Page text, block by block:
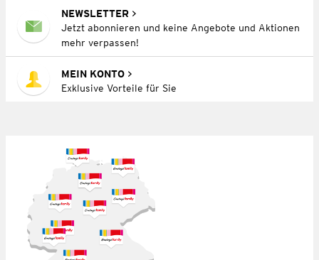
NEWSLETTER
Jetzt abonnieren und keine Angebote und Aktionen
mehr verpassen!
MEIN KONTO
Exklusive Vorteile für Sie